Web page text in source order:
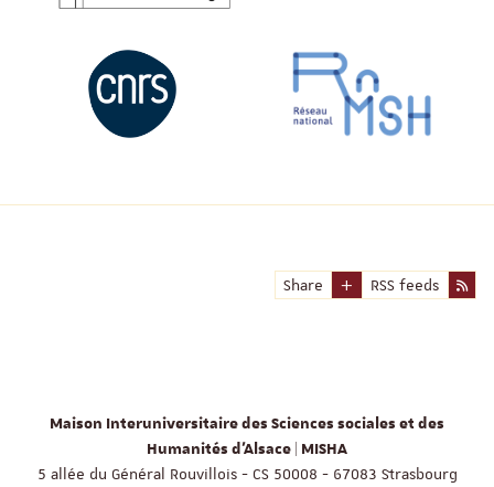
Share RSS feeds
Maison Interuniversitaire des Sciences sociales et des
Humanités d'Alsace | MISHA
5 allée du Général Rouvillois - CS 50008 - 67083 Strasbourg